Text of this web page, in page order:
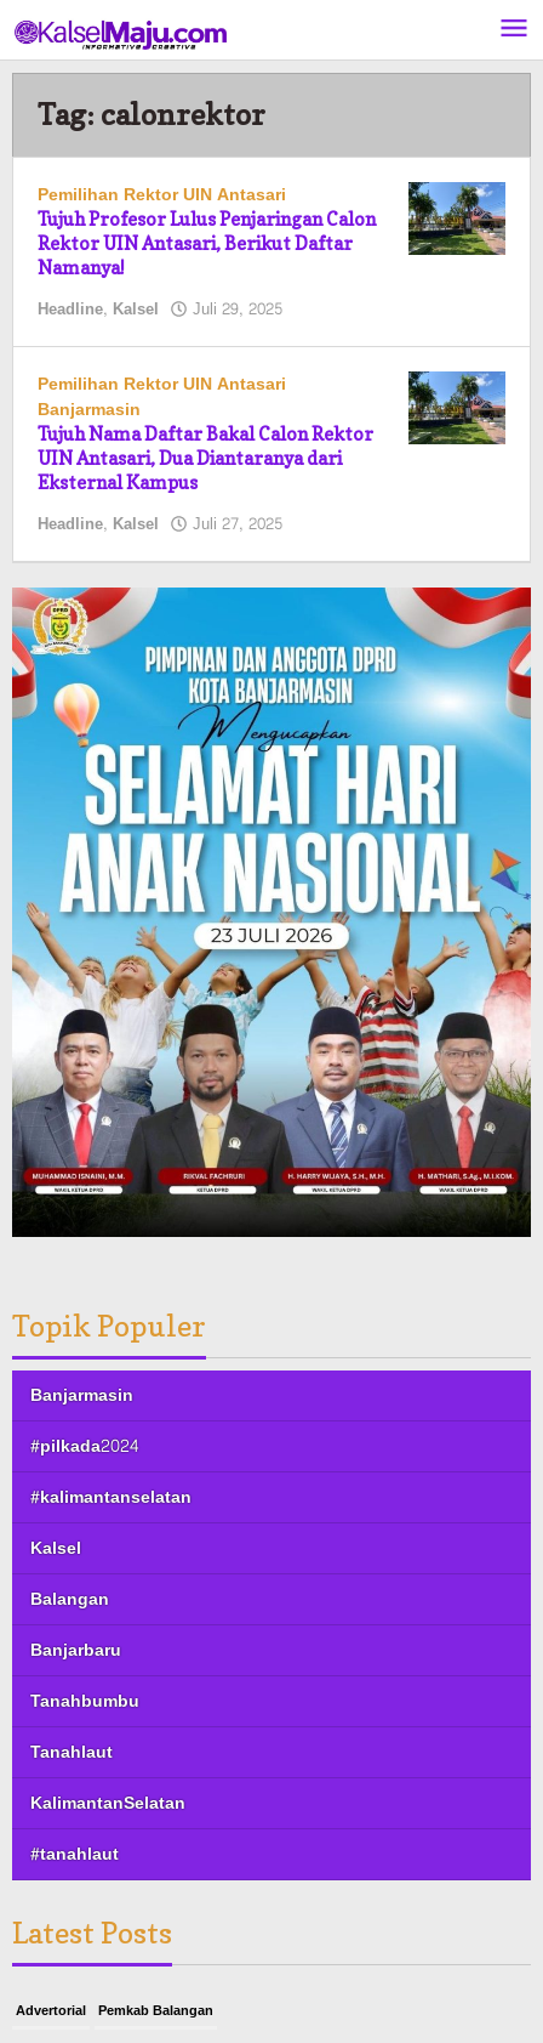
ke
konten
Tag: calonrektor
Pemilihan Rektor UIN Antasari
Tujuh Profesor Lulus Penjaringan Calon
Rektor UIN Antasari, Berikut Daftar
Namanya!
Headline, Kalsel Juli 29, 2025
Pemilihan Rektor UIN Antasari
Banjarmasin
Tujuh Nama Daftar Bakal Calon Rektor
UIN Antasari, Dua Diantaranya dari
Eksternal Kampus
Headline, Kalsel Juli 27, 2025
Topik Populer
Banjarmasin
#pilkada2024
#kalimantanselatan
Kalsel
Balangan
Banjarbaru
Tanahbumbu
Tanahlaut
KalimantanSelatan
#tanahlaut
Latest Posts
Advertorial Pemkab Balangan